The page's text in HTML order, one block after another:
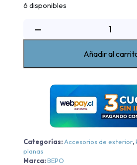
6 disponibles
−
De
Mitsubishi
New
L200
Dakar
XRT
-
Añadir al
Categorías: Accesorios de exterior,
planas
Marca:BEPO